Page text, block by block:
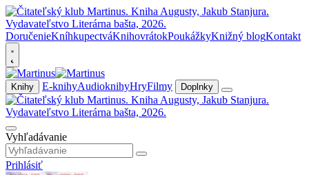
DoručenieKníhkupectváKnihovrátokPoukážkyKnižný blogKontakt
Knihy E-knihyAudioknihyHryFilmy Doplnky
Vyhľadávanie
Prihlásiť